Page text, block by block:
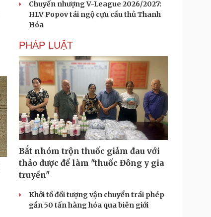
Chuyển nhượng V-League 2026/2027:
HLV Popov tái ngộ cựu cầu thủ Thanh
Hóa
PHÁP LUẬT
Bắt nhóm trộn thuốc giảm đau với
thảo dược để làm "thuốc Đông y gia
truyền"
Khởi tố đối tượng vận chuyển trái phép
gần 50 tấn hàng hóa qua biên giới